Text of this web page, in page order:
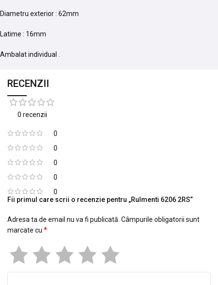
Diametru exterior : 62mm
Latime : 16mm
Ambalat individual .
RECENZII
0 recenzii
0
0
0
0
0
Fii primul care scrii o recenzie pentru „Rulmenti 6206 2RS”
Adresa ta de email nu va fi publicată. Câmpurile obligatorii sunt
marcate cu *